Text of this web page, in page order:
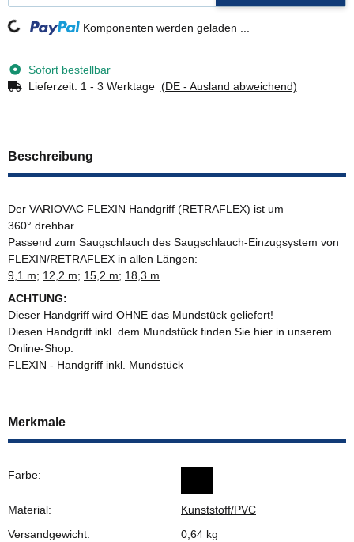
Loading... Komponenten werden geladen ...
Sofort bestellbar
Lieferzeit: 1 - 3 Werktage (DE - Ausland abweichend)
Beschreibung
Der VARIOVAC FLEXIN Handgriff (RETRAFLEX) ist um
360° drehbar.
Passend zum Saugschlauch des Saugschlauch-Einzugsystem von
FLEXIN/RETRAFLEX in allen Längen:
9,1 m; 12,2 m; 15,2 m; 18,3 m
ACHTUNG:
Dieser Handgriff wird OHNE das Mundstück geliefert!
Diesen Handgriff inkl. dem Mundstück finden Sie hier in unserem
Online-Shop:
FLEXIN - Handgriff inkl. Mundstück
Merkmale
Farbe:
Material:
Kunststoff/PVC
Versandgewicht:
0,64 kg